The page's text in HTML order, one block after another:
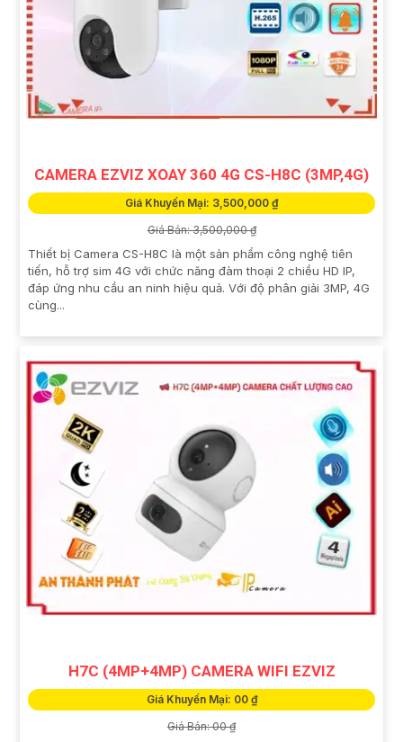
CAMERA EZVIZ XOAY 360 4G CS-H8C (3MP,4G)
Giá Khuyến Mại: 3,500,000 ₫
Giá Bán: 3,500,000 ₫
Thiết bị Camera CS-H8C là một sản phẩm công nghệ tiên
tiến, hỗ trợ sim 4G với chức năng đàm thoại 2 chiều HD IP,
đáp ứng nhu cầu an ninh hiệu quả. Với độ phân giải 3MP, 4G
cùng...
H7C (4MP+4MP) CAMERA WIFI EZVIZ
Giá Khuyến Mại: 00 ₫
Giá Bán: 00 ₫